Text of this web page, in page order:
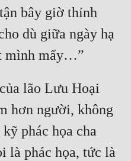
bây giờ thỉnh
dù giữa ngày hạ
lão Lưu Hoại
hơn người, không
phác họa cha
là phác họa, tức là